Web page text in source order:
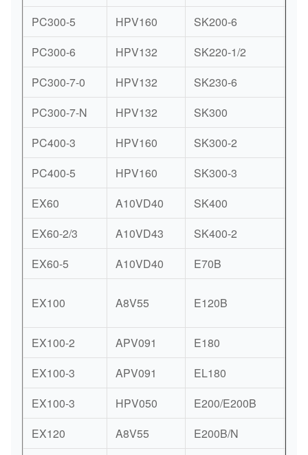
PC300-5 HPV160 SK200-6
PC300-6
HPV132 SK220-1/2
PC300-7-0
HPV132 SK230-6
PC300-7-N
HPV132 SK300
PC400-3
HPV160 SK300-2
PC400-5
HPV160 SK300-3
EX60
A10VD40 SK400
EX60-2/3
A10VD43 SK400-2
EX60-5
A10VD40 E70B
EX100 A8V55 E120B
EX100-2
APV091 E180
EX100-3
APV091 EL180
EX100-3
HPV050 E200/E200B
EX120
A8V55 E200B/N